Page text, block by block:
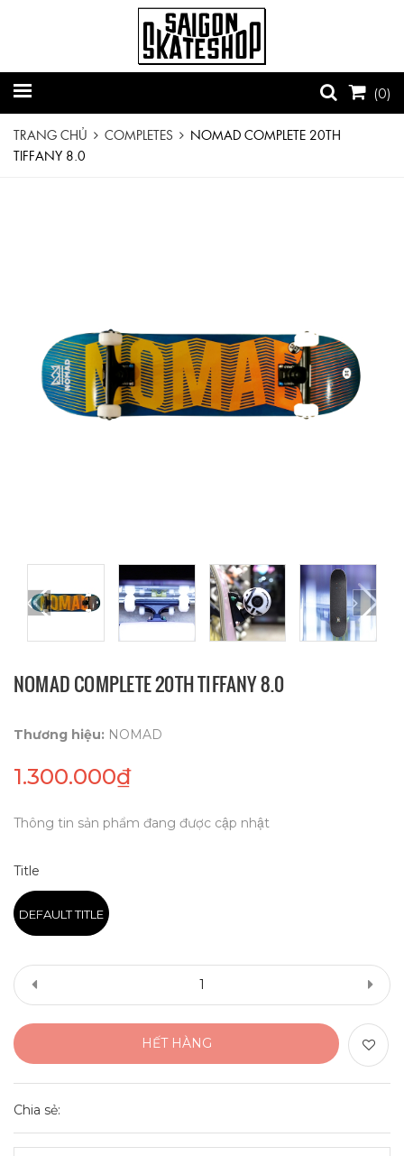
(0)
TRANG CHỦ COMPLETES
NOMAD COMPLETE 20TH
TIFFANY 8.0
NOMAD COMPLETE 20TH TIFFANY 8.0
Thương hiệu: NOMAD
1.300.000₫
Thông tin sản phẩm đang được cập nhật
Title
DEFAULT TITLE
HẾT HÀNG
Chia sẻ: